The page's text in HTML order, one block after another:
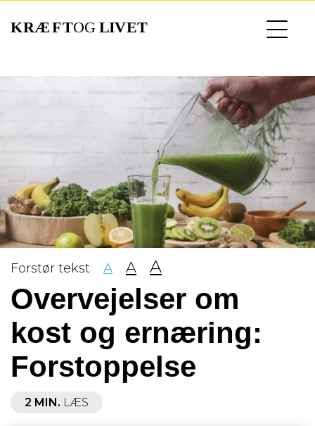
til
Forstør tekst A A A
Overvejelser om
kost og ernæring:
Forstoppelse
2 MIN. LÆS